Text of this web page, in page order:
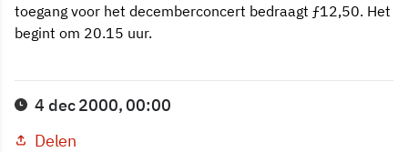
toegang voor het decemberconcert bedraagt ƒ12,50. Het
begint om 20.15 uur.
4 dec 2000, 00:00
Delen